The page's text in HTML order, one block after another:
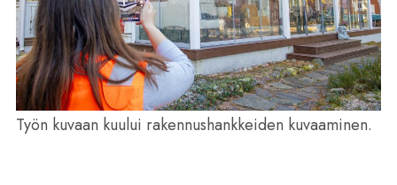
Työn kuvaan kuului rakennushankkeiden kuvaaminen.